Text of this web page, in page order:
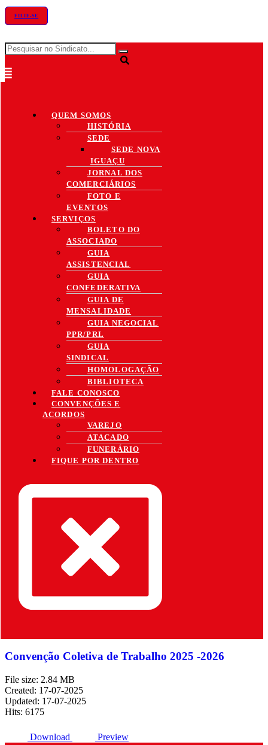
FILIE-SE
QUEM SOMOS
HISTÓRIA
SEDE
SEDE NOVA
IGUAÇU
JORNAL DOS
COMERCIÁRIOS
FOTO E
EVENTOS
SERVIÇOS
BOLETO DO
ASSOCIADO
GUIA
ASSISTENCIAL
GUIA
CONFEDERATIVA
GUIA DE
MENSALIDADE
GUIA NEGOCIAL
PPR/PRL
GUIA
SINDICAL
HOMOLOGAÇÃO
BIBLIOTECA
FALE CONOSCO
CONVENÇÕES E
ACORDOS
VAREJO
ATACADO
FUNERÁRIO
FIQUE POR DENTRO
Convenção Coletiva de Trabalho 2025 -2026
File size: 2.84 MB
Created: 17-07-2025
Updated: 17-07-2025
Hits: 6175
Download Preview